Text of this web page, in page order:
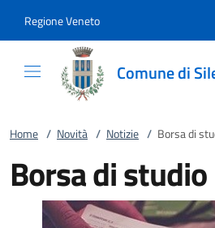
Regione Veneto
Comune di
Home / Novità / Notizie / Borsa di
Borsa di